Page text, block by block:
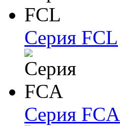
Серия FCL
Серия FCA